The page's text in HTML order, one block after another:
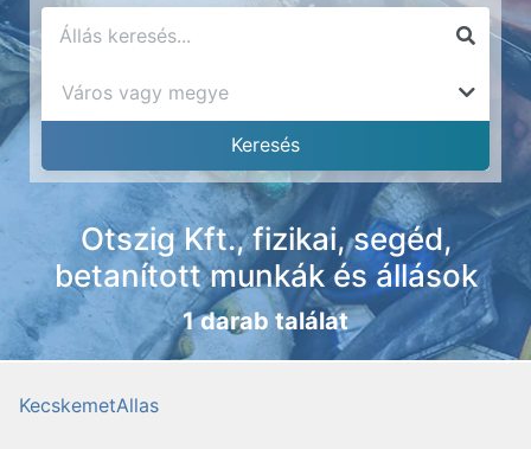
Otszig Kft., fizikai, segéd,
betanított munkák és állások
1 darab találat
KecskemetAllas